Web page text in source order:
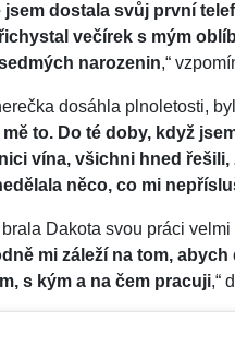
jsem dostala svůj první
večírek s mým
narozenin,“
dosáhla plnoletosti,
to. Do té doby, když
vína, všichni hned
něco, co mi
Dakota svou práci
mi záleží na tom,
s kým a na čem pracuji,“